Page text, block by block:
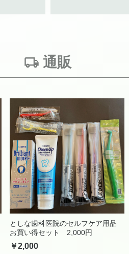
通販
としな歯科医院のセルフケア用品
お買い得セット 2,000円
￥2,000